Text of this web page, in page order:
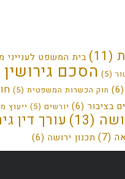
(11) בית המשפט לענייני
(5) הסכם גירושין
(6) חוק הכשרות המשפטית (5)
בציבור (6) יורשים (5) ייעוץ
(13) עורך דין
(7) תכנון ירושה (6)